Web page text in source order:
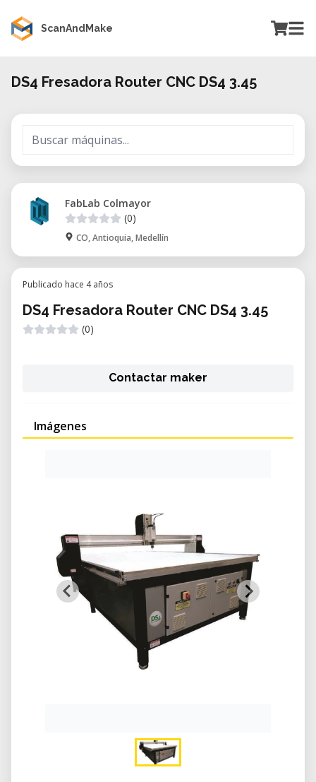
ScanAndMake
DS4 Fresadora Router CNC DS4 3.45
FabLab Colmayor
(0)
CO, Antioquia, Medellín
Publicado hace 4 años
DS4 Fresadora Router CNC DS4 3.45
(0)
Contactar maker
Imágenes